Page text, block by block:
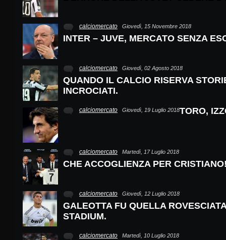
calciomercato Giovedì, 15 Novembre 2018
INTER – JUVE, MERCATO SENZA
calciomercato Giovedì, 02 Agosto 2018
QUANDO IL CALCIO RISERVA
INCROCIATI.
calciomercato Giovedì, 19 Luglio 2018TORO,
calciomercato Martedì, 17 Luglio 2018
CHE ACCOGLIENZA PER
calciomercato Giovedì, 12 Luglio 2018
GALEOTTA FU QUELLA
STADIUM.
calciomercato Martedì, 10 Luglio 2018